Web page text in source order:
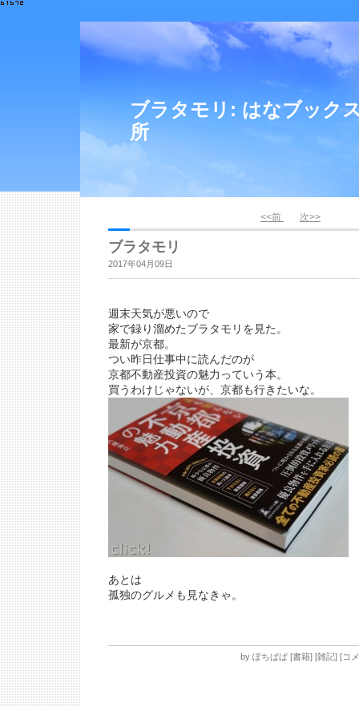
ブラタモリ: はなブック
所
<<前 次>>
ブラタモリ
2017年04月09日
週末天気が悪いので
家で録り溜めたブラタモリを見た。
最新が京都。
つい昨日仕事中に読んだのが
京都不動産投資の魅力っていう本。
買うわけじゃないが、京都も行きたいな。
あとは
孤独のグルメも見なきゃ。
by ぽちぱぱ [書籍] [雑記] [コ